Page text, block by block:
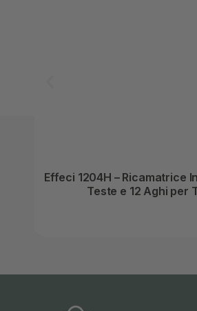
Effeci 1204H – Ricamatrice
Teste e 12 Aghi per